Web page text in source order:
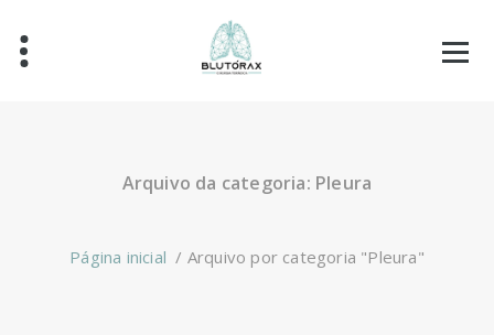
Arquivo da categoria: Pleura
Página inicial / Arquivo por categoria "Pleura"